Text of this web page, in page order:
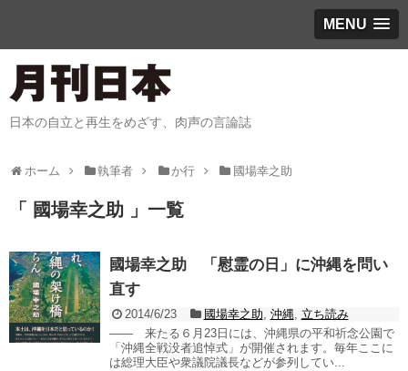
MENU
日本の自立と再生をめざす、肉声の言論誌
ホーム 執筆者 か行 國場幸之助
「 國場幸之助 」一覧
國場幸之助 「慰霊の日」に沖縄を問い
直す
2014/6/23 國場幸之助, 沖縄, 立ち読み
―― 来たる６月23日には、沖縄県の平和祈念公園で
「沖縄全戦没者追悼式」が開催されます。毎年ここに
は総理大臣や衆議院議長などが参列してい...